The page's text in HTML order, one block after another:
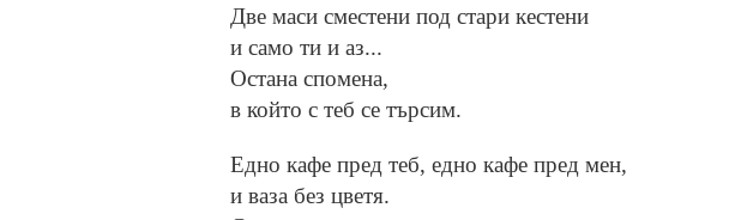
Две маси сместени под стари кестени
и сaмo ти и аз...
Остана спомена,
в който с теб се търсим.
Едно кафе пред теб, едно кафе пред мен,
и ваза без цветя.